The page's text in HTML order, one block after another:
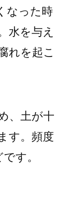
なった時
水を与え
れを起こ
、土が十
す。頻度
す。